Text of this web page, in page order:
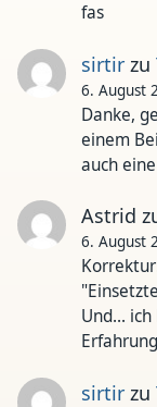
fas
sirtirzu
6. August
Danke,
einem
auch
Astrid
6. August
Und...
sirtirzu